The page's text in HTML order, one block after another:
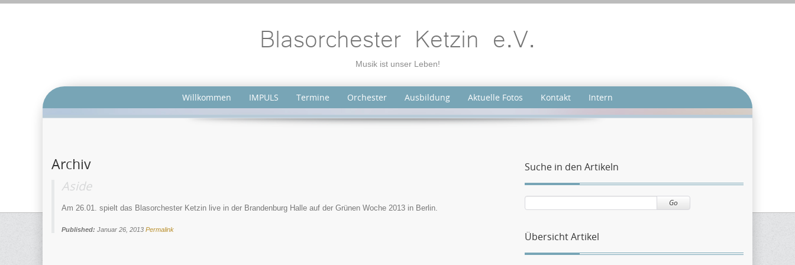
Blasorchester Ketzin e.V.
Musik ist unser Leben!
Willkommen IMPULS Termine Orchester Ausbildung Aktuelle Fotos Kontakt Intern
Archiv
Aside
Am 26.01. spielt das Blasorchester Ketzin live in der Brandenburg Halle auf der Grünen Woche 2013 in Berlin.
Published: Januar 26, 2013 Permalink
Suche in den Artikeln
Go
Übersicht Artikel